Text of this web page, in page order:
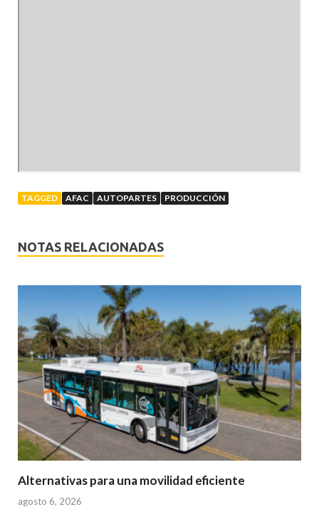
TAGGED AFAC AUTOPARTES PRODUCCIÓN
NOTAS RELACIONADAS
Alternativas para una movilidad eficiente
agosto 6, 2026